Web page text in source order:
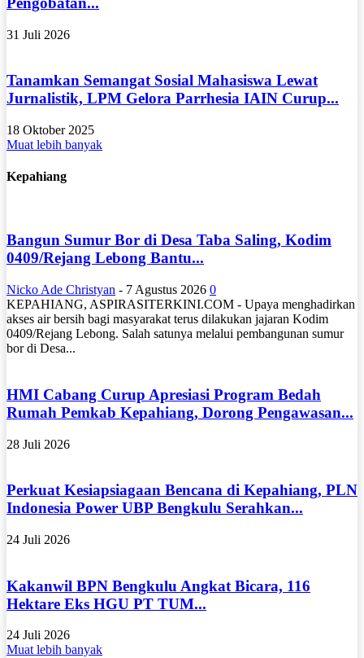
31 Juli 2026
Tanamkan Semangat Sosial Mahasiswa Lewat
Jurnalistik, LPM Gelora Parrhesia IAIN Curup...
18 Oktober 2025
Muat lebih banyak
Kepahiang
Bangun Sumur Bor di Desa Taba Saling, Kodim
0409/Rejang Lebong Bantu...
Nicko Ade Christyan - 7 Agustus 2026 0
KEPAHIANG, ASPIRASITERKINI.COM - Upaya menghadirkan
akses air bersih bagi masyarakat terus dilakukan jajaran Kodim
0409/Rejang Lebong. Salah satunya melalui pembangunan sumur
bor di Desa...
HMI Cabang Curup Apresiasi Program Bedah
Rumah Pemkab Kepahiang, Dorong Pengawasan...
28 Juli 2026
Perkuat Kesiapsiagaan Bencana di Kepahiang, PLN
Indonesia Power UBP Bengkulu Serahkan...
24 Juli 2026
Kakanwil BPN Bengkulu Angkat Bicara, 116
Hektare Eks HGU PT TUM...
24 Juli 2026
Muat lebih banyak